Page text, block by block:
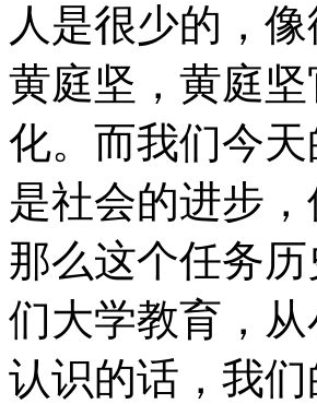
人是很少的，
黄庭坚，黄庭
化。而我们今
是社会的进步
那么这个任务
们大学教育，
认识的话，我